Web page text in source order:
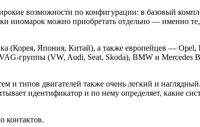
возможности по конфигурации: в базовый
иномарок можно приобретать отдельно — именно
(Корея, Япония, Китай), а также европейцев — Opel,
группы (VW, Audi, Seat, Skoda), BMW и Mercedes
и типов двигателей также очень легкий и
идентификатор и по нему определяет, какие
контактов.